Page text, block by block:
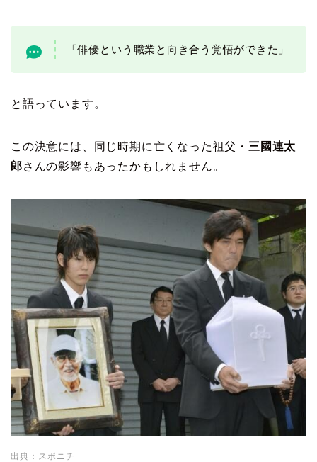
「俳優という職業と向き合う覚悟ができた」
と語っています。
この決意には、同じ時期に亡くなった祖父・ 三國連太
郎さんの影響もあったかもしれません。
出典：スポニチ